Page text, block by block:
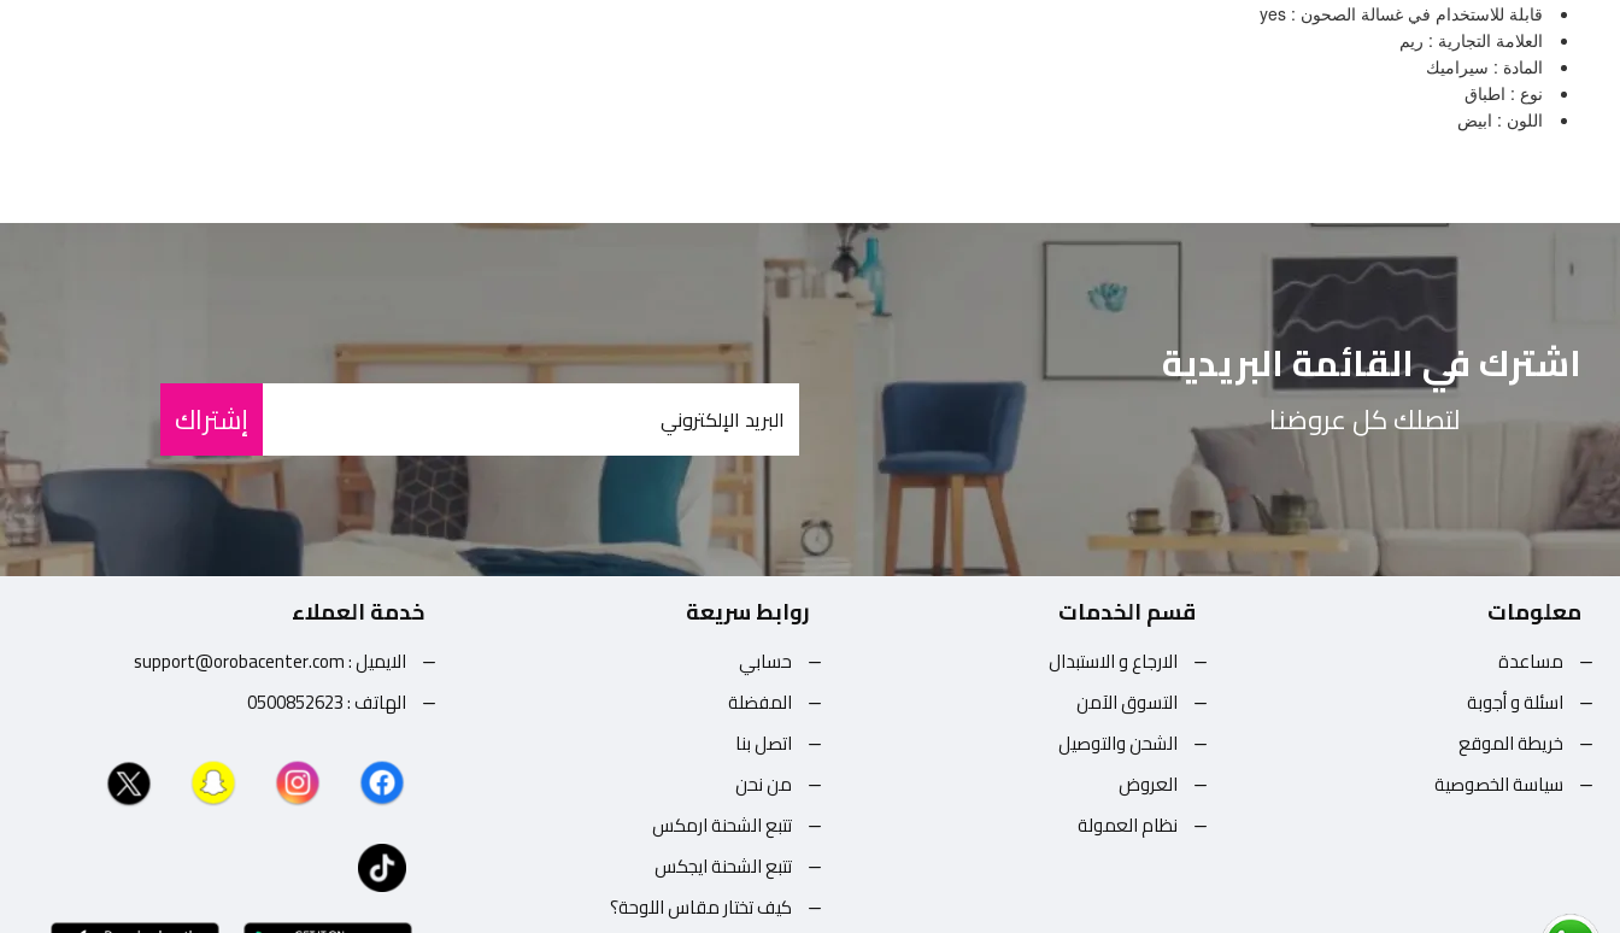
قابلة للاستخدام في غسالة الصحون : yes
العلامة التجارية : ريم
المادة : سيراميك
نوع : اطباق
اللون : ابيض
اشترك في القائمة البريدية
لتصلك كل عروضنا إشتراك
معلومات
مساعدة
اسئلة و أجوبة
خريطة الموقع
سياسة الخصوصية
قسم الخدمات
الارجاع و الاستبدال
التسوق الآمن
الشحن والتوصيل
العروض
نظام العمولة
روابط سريعة
حسابي
المفضلة
اتصل بنا
من نحن
تتبع الشحنة ارمكس
تتبع الشحنة ايجكس
كيف تختار مقاس اللوحة؟
خدمة العملاء
الايميل : support@orobacenter.com
الهاتف : 0500852623